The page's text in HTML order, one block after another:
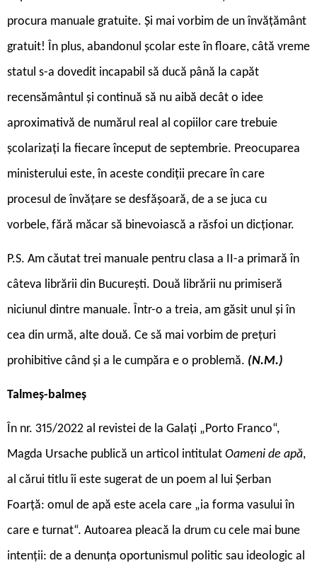
procura manuale gratuite. Și mai vorbim de un învățământ
gratuit! În plus, abandonul școlar este în floare, câtă vreme
statul s-a dovedit incapabil să ducă până la capăt
recensământul și continuă să nu aibă decât o idee
aproximativă de numărul real al copiilor care trebuie
școlarizați la fiecare început de septembrie. Preocuparea
ministerului este, în aceste condiții precare în care
procesul de învățare se desfășoară, de a se juca cu
vorbele, fără măcar să binevoiască a răsfoi un dicționar.
P.S. Am căutat trei manuale pentru clasa a II-a primară în
câteva librării din București. Două librării nu primiseră
niciunul dintre manuale. Într-o a treia, am găsit unul și în
cea din urmă, alte două. Ce să mai vorbim de prețuri
prohibitive când și a le cumpăra e o problemă. (N.M.)
Talmeș-balmeș
În nr. 315/2022 al revistei de la Galați „Porto Franco“,
Magda Ursache publică un articol intitulat Oameni de apă,
al cărui titlu îi este sugerat de un poem al lui Șerban
Foarță: omul de apă este acela care „ia forma vasului în
care e turnat“. Autoarea pleacă la drum cu cele mai bune
intenții: de a denunța oportunismul politic sau ideologic al